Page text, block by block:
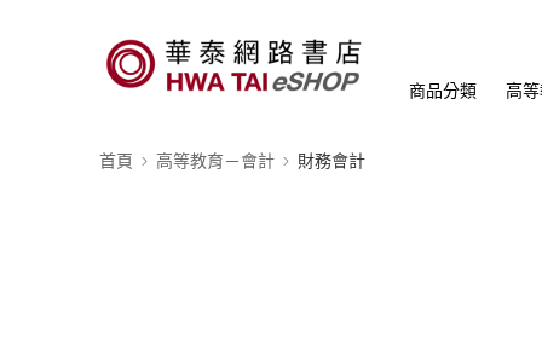
商品分類 高
首頁 高等教育－會計 財務會計